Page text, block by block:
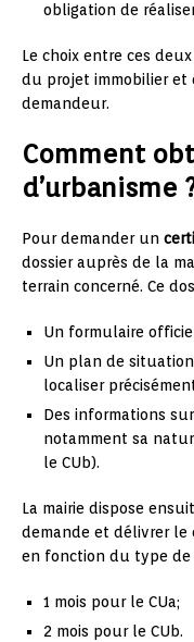
obligation de
Le choix entre ces
du projet immobilier et
demandeur.
Comment
d’urbanisme
Pour demander un
dossier auprès de la
terrain concerné. Ce
Un formulaire
Un plan de
localiser
Des informations
notamment sa
le CUb).
La mairie dispose
demande et délivrer le
en fonction du type de
1 mois pour le CUa;
2 mois pour le CUb.